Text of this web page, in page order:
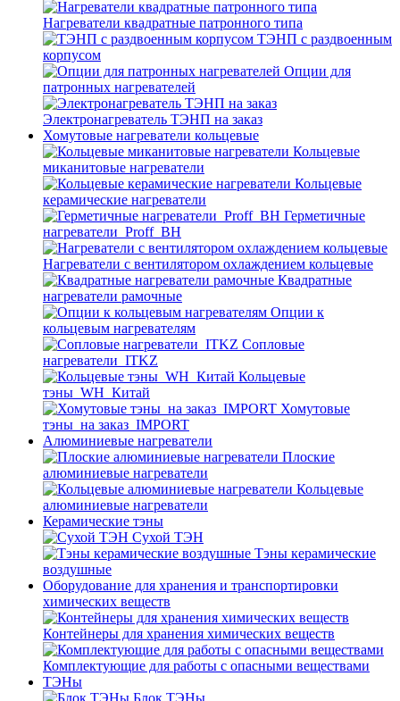
Нагреватели квадратные патронного типа
ТЭНП с раздвоенным
корпусом
Опции для
патронных нагревателей
Электронагреватель ТЭНП на заказ
Хомутовые нагреватели кольцевые
Кольцевые
миканитовые нагреватели
Кольцевые
керамические нагреватели
Герметичные
нагреватели_Proff_BH
Нагреватели с вентилятором охлаждением кольцевые
Квадратные
нагреватели рамочные
Опции к
кольцевым нагревателям
Cопловые
нагреватели_ITKZ
Кольцевые
тэны_WH_Китай
Хомутовые
тэны_на заказ_IMPORT
Алюминиевые нагреватели
Плоские
алюминиевые нагреватели
Кольцевые
алюминиевые нагреватели
Керамические тэны
Сухой ТЭН
Тэны керамические
воздушные
Оборудование для хранения и транспортировки
химических веществ
Контейнеры для хранения химических веществ
Комплектующие для работы с опасными веществами
ТЭНы